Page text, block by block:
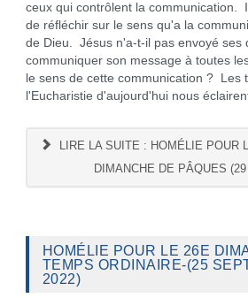
ceux qui contrôlent la communication.
de réfléchir sur le sens qu'a la
de Dieu. Jésus n'a-t-il pas envoyé ses
communiquer son message à toutes
le sens de cette communication ? Les
l'Eucharistie d'aujourd'hui nous
LIRE LA SUITE : HOMÉLIE POUR
DIMANCHE DE PÂQUES
HOMÉLIE POUR LE 26E
TEMPS ORDINAIRE-(25
2022)